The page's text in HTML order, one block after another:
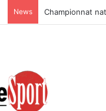
News Championnat